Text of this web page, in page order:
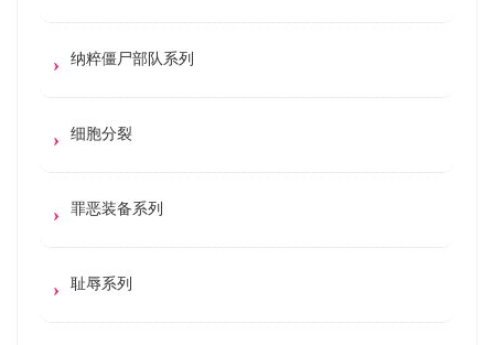
纳粹僵尸部队系列
细胞分裂
罪恶装备系列
耻辱系列